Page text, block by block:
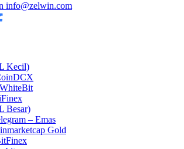
info@zelwin.com
Kecil)
Besar)
– Emas
Gold